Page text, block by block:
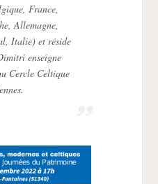
France,
Allemagne,
Italie) et réside
enseigne
Cercle Celtique